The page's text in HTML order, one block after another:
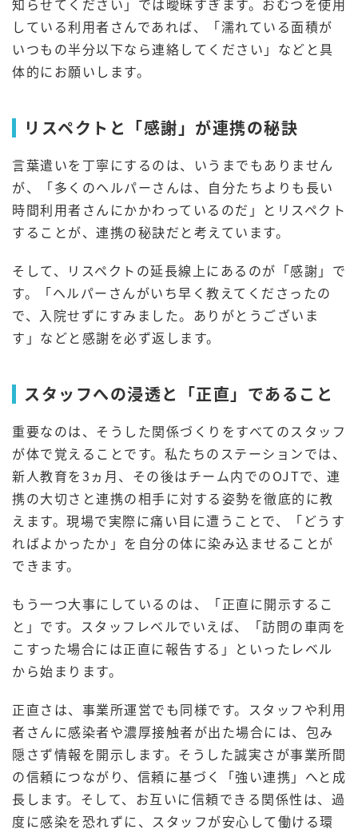
知らせてください」では曖昧すぎます。おむつを使用
している利用者さんであれば、「濡れている面積が
いつもの半分以下なら連絡してください」などと具
体的にお願いします。
リスペクトと「感謝」が連携の秘訣
言葉遣いを丁寧にするのは、いうまでもありません
が、「多くのヘルパーさんは、自分たちよりも長い
時間利用者さんにかかわっているのだ」とリスペクト
することが、連携の秘訣だと考えています。
そして、リスペクトの延長線上にあるのが「感謝」で
す。「ヘルパーさんがいち早く教えてくださったの
で、入院せずにすみました。ありがとうございま
す」などと感謝を必ず返します。
スタッフへの浸透と「正直」であること
重要なのは、そうした関係づくりをすべてのスタッフ
が体で覚えることです。私たちのステーションでは、
新人教育を3ヵ月、その後はチーム内でのOJTで、連
携の大切さと連携の相手に対する姿勢を徹底的に教
えます。現場で実際に痛い目に遭うことで、「どうす
ればよかったか」を自分の体に染み込ませることが
できます。
もう一つ大事にしているのは、「正直に開示するこ
と」です。スタッフレベルでいえば、「訪問の車両を
こすった場合には正直に報告する」といったレベル
から始まります。
正直さは、事業所運営でも同様です。スタッフや利用
者さんに感染者や濃厚接触者が出た場合には、包み
隠さず情報を開示します。そうした誠実さが事業所間
の信頼につながり、信頼に基づく「強い連携」へと成
長します。そして、お互いに信頼できる関係性は、過
度に感染を恐れずに、スタッフが安心して働ける環